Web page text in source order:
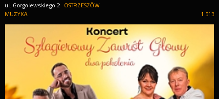
ul. Gorgolewskiego 2
OSTRZESZÓW
1 513
MUZYKA